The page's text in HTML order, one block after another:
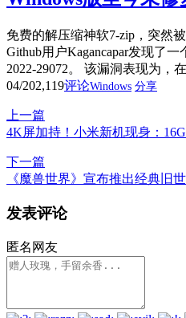
免费的解压缩神软7-zip，突然
Github用户Kagancapar发现了
2022-29072。 该漏洞表现为，
04/202,119评论Windows 分享
上一篇
4K屏加持！小米新机现身：
下一篇
《魔兽世界》宣布推出经典旧
发表评论
匿名网友